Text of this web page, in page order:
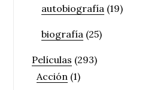
autobiografía (19)
biografía (25)
Películas (293)
Acción (1)